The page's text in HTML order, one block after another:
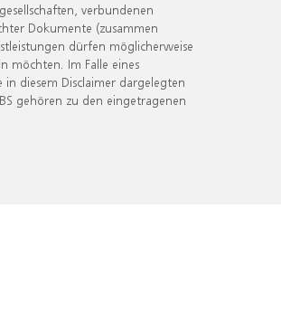
verbundenen
Dokumente (zusammen
dürfen möglicherweise
möchten. Im Falle eines
diesem Disclaimer dargelegten
gehören zu den eingetragenen